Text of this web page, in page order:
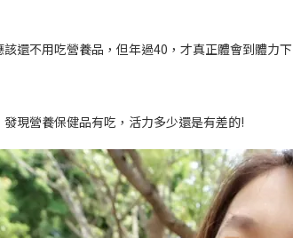
還不用吃營養品，但年過40 ，才真正體會到體力
現營養保健品有吃，活力多少還是有差的!